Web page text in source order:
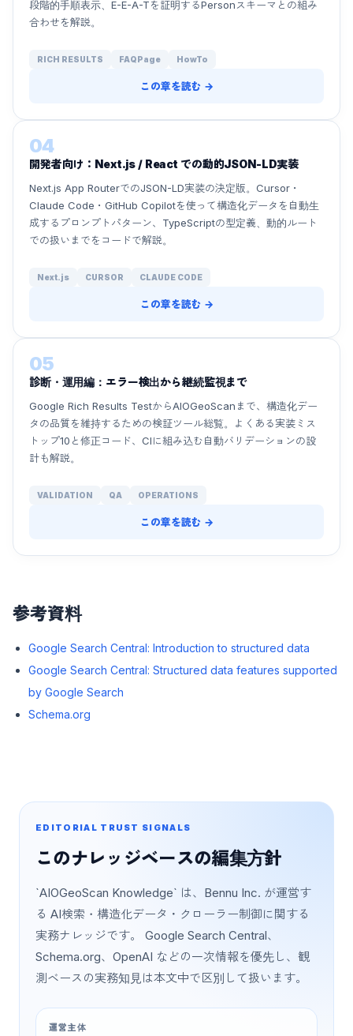
段階的手順表示、E-E-A-Tを証明するPersonスキーマとの組み
合わせを解説。
RICH RESULTS FAQPage HowTo
この章を読む →
04
開発者向け：Next.js / React での動的JSON-LD実装
Next.js App RouterでのJSON-LD実装の決定版。Cursor・
Claude Code・GitHub Copilotを使って構造化データを自動生
成するプロンプトパターン、TypeScriptの型定義、動的ルート
での扱いまでをコードで解説。
Next.js CURSOR CLAUDE CODE
この章を読む →
05
診断・運用編：エラー検出から継続監視まで
Google Rich Results TestからAIOGeoScanまで、構造化デー
タの品質を維持するための検証ツール総覧。よくある実装ミス
トップ10と修正コード、CIに組み込む自動バリデーションの設
計も解説。
VALIDATION QA OPERATIONS
この章を読む →
参考資料
Google Search Central: Introduction to structured data
Google Search Central: Structured data features supported
by Google Search
Schema.org
EDITORIAL TRUST SIGNALS
このナレッジベースの編集方針
`AIOGeoScan Knowledge` は、Bennu Inc. が運営す
る AI検索・構造化データ・クローラー制御に関する
実務ナレッジです。 Google Search Central、
Schema.org、OpenAI などの一次情報を優先し、観
測ベースの実務知見は本文中で区別して扱います。
運営主体